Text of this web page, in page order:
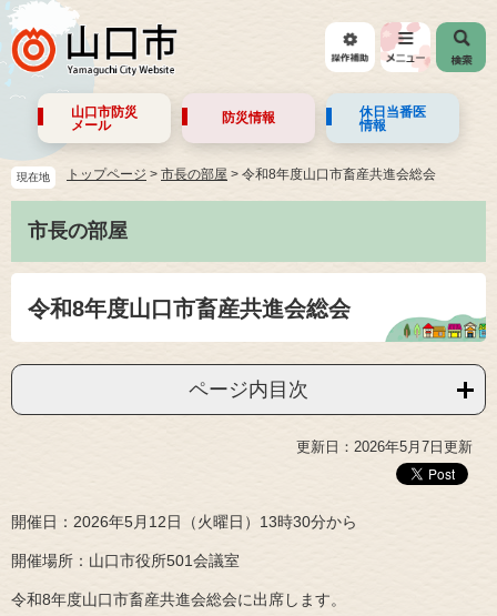
山口市防災
メール
防災情報
休日当番医
情報
現在地 トップページ > 市長の部屋 > 令和8年度山口市畜産共進会総会
市長の部屋
令和8年度山口市畜産共進会総会
ページ内目次
更新日：2026年5月7日更新
開催日：2026年5月12日（火曜日）13時30分から
開催場所：山口市役所501会議室
令和8年度山口市畜産共進会総会に出席します。